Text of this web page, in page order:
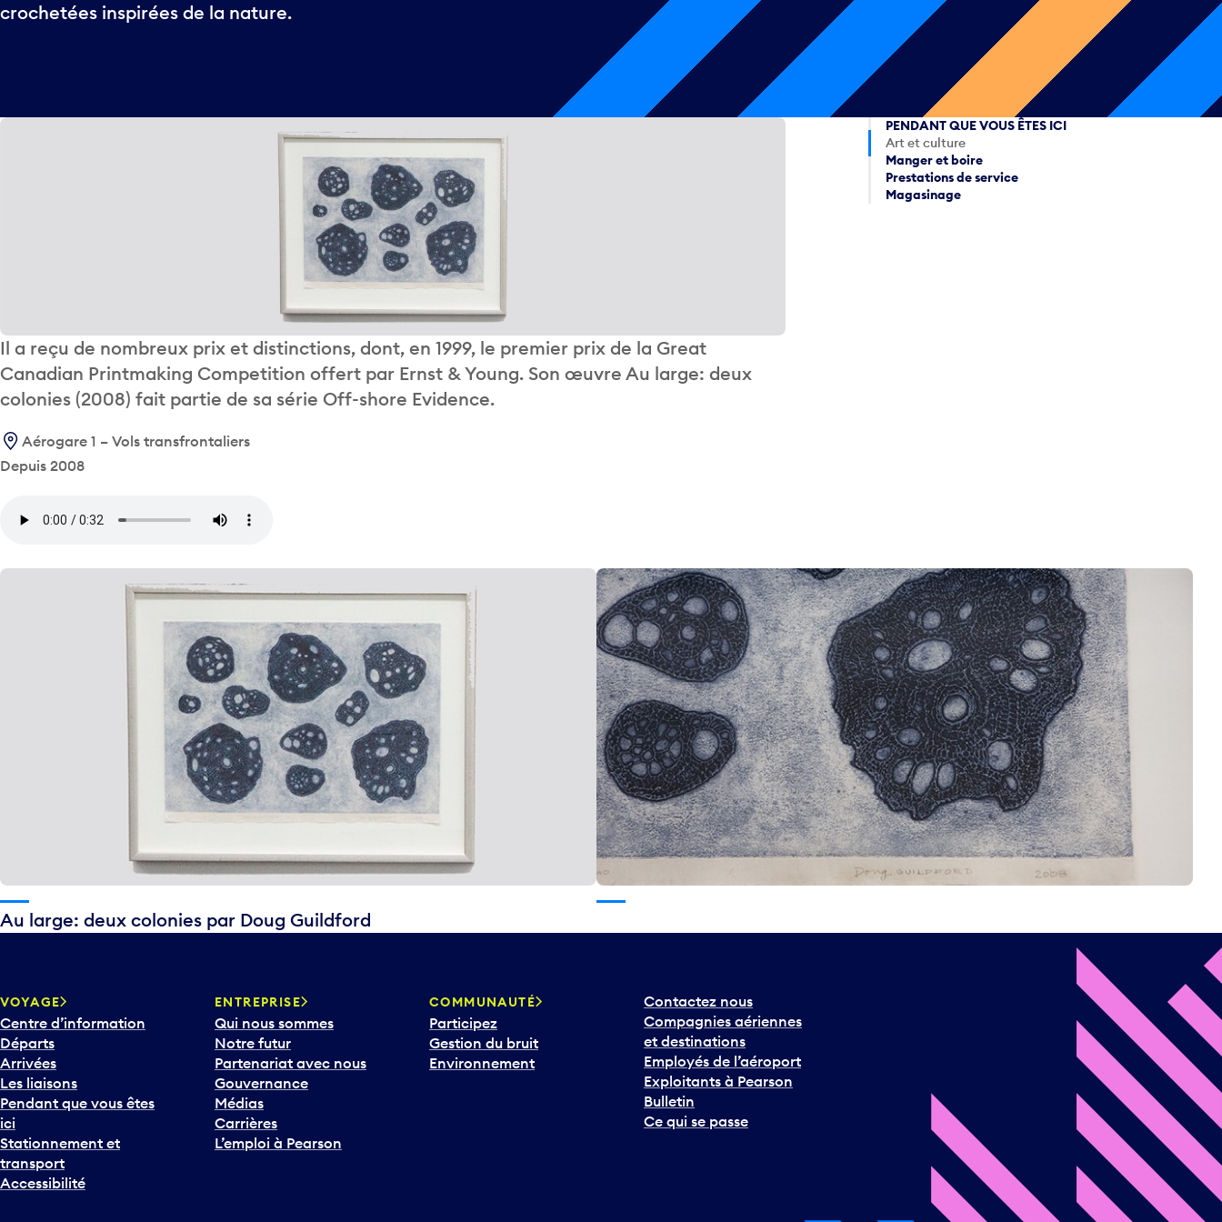
crochetées inspirées de la nature.
Il a reçu de nombreux prix et distinctions, dont, en 1999, le premier prix de la Great
Canadian Printmaking Competition offert par Ernst & Young. Son œuvre Au large: deux
colonies (2008) fait partie de sa série Off-shore Evidence.
Aérogare 1 – Vols transfrontaliers
Depuis 2008
PENDANT QUE VOUS ÊTES ICI
Art et culture
Manger et boire
Prestations de service
Magasinage
Au large: deux colonies par Doug Guildford
VOYAGE
Centre d’information
Départs
Arrivées
Les liaisons
Pendant que vous êtes
ici
Stationnement et
transport
Accessibilité
ENTREPRISE
Qui nous sommes
Notre futur
Partenariat avec nous
Gouvernance
Médias
Carrières
L’emploi à Pearson
COMMUNAUTÉ
Participez
Gestion du bruit
Environnement
Contactez nous
Compagnies aériennes
et destinations
Employés de l’aéroport
Exploitants à Pearson
Bulletin
Ce qui se passe